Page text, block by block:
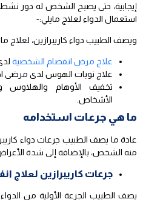
إيجابية، حتى يصبح الشخص له دور نشط
استعمال الدواء لعلاج مايلي:-
ويصف الطبيب دواء كاريبرازين، لعلاج
علاج مرض انفصام الشخصية
علاج نوبات الهوس لدى مرضى
تخفيف الأوهام والهلاوس
الأشخاص.
ما هي جرعات استخدامه
عادة ما يصف الطبيب جرعات دواء
منه الشخص، بالإضافة إلى شدة
جرعات كاريبرازين لعلاج